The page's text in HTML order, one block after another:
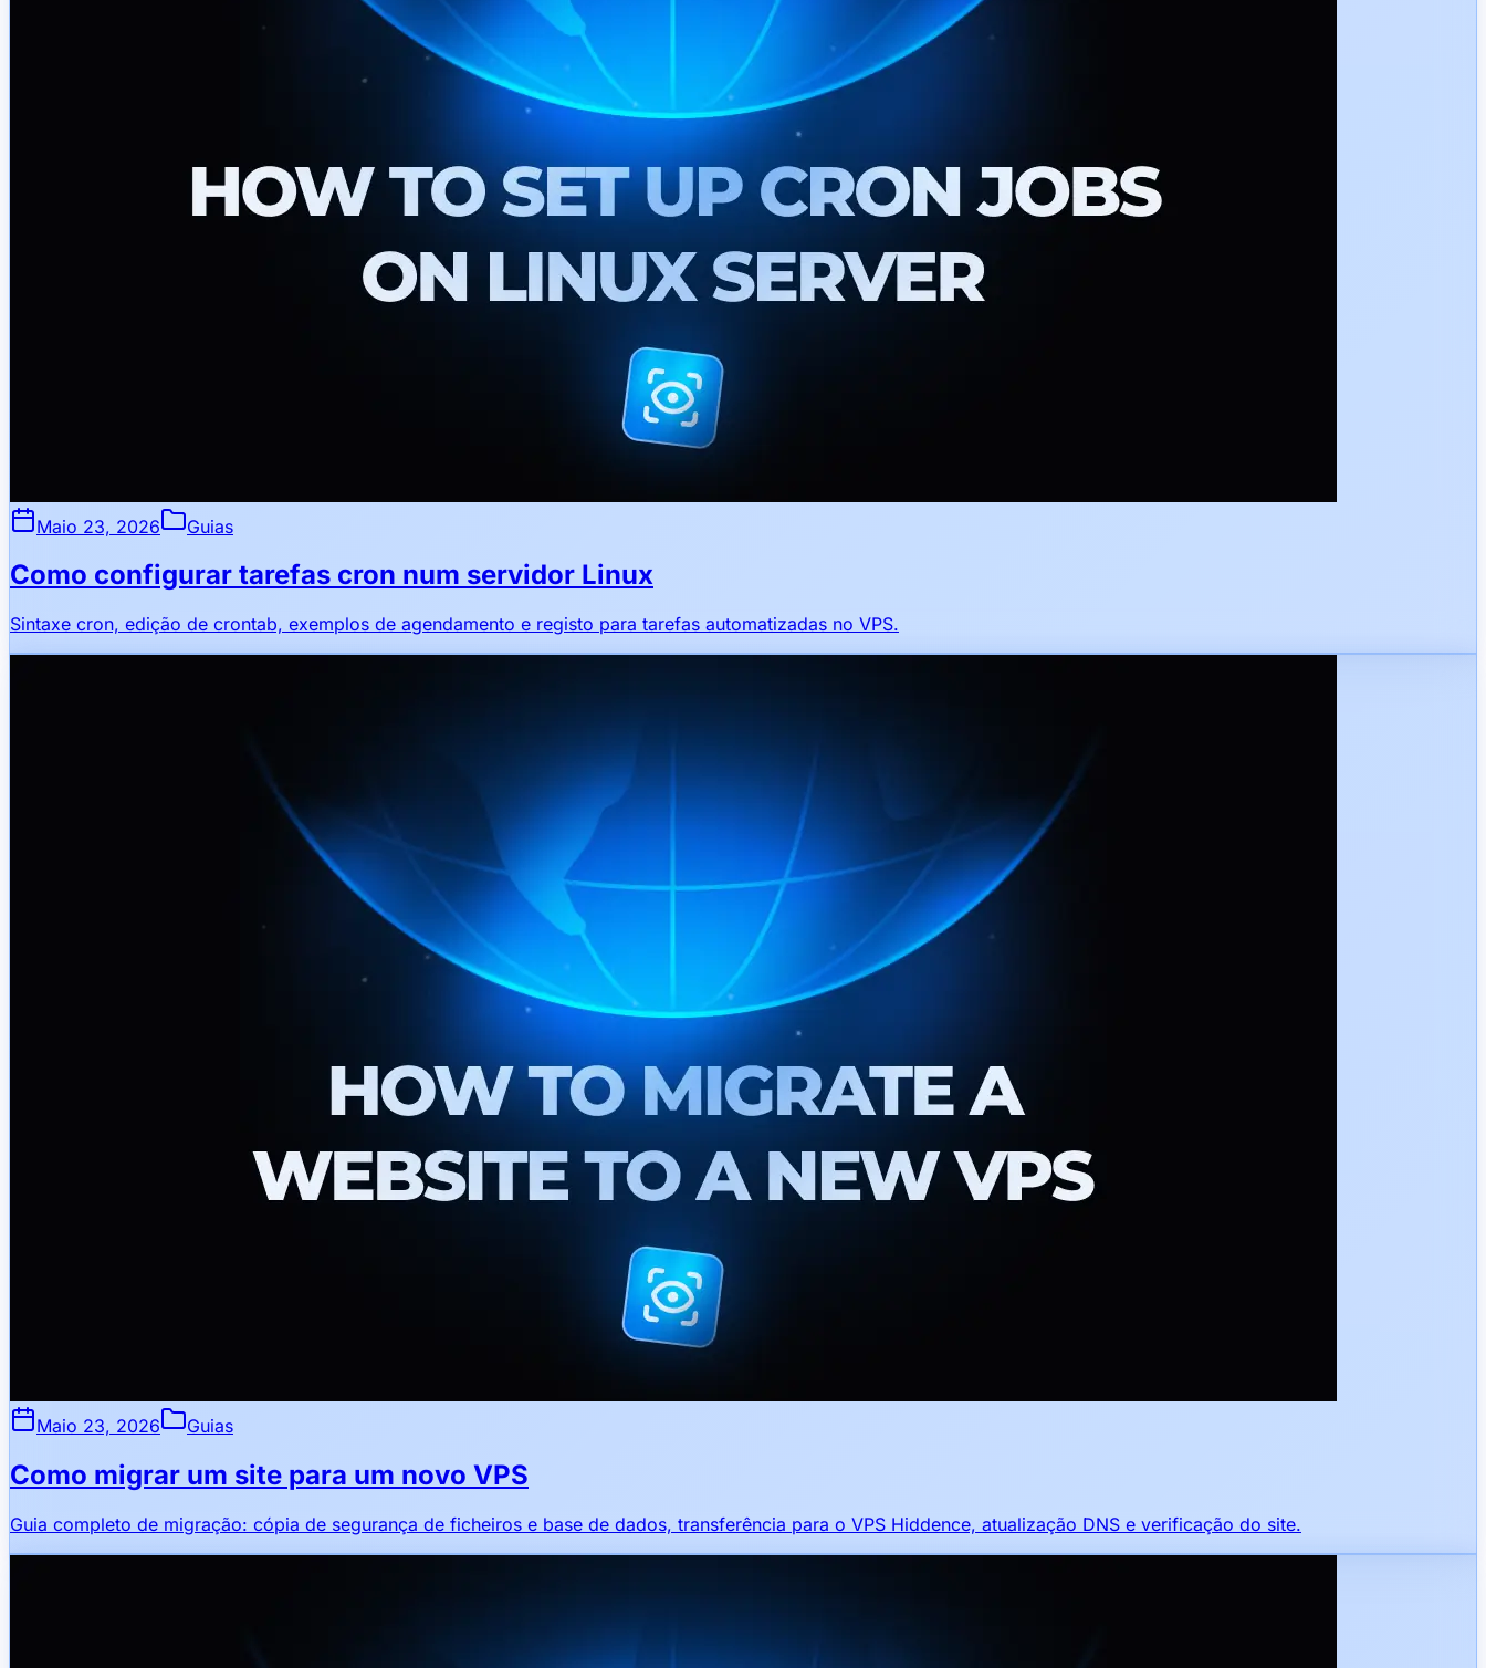
Maio 23, 2026 Guias
Como configurar tarefas cron num servidor Linux
Sintaxe cron, edição de crontab, exemplos de agendamento e registo para tarefas automatizadas no VPS.
Maio 23, 2026 Guias
Como migrar um site para um novo VPS
Guia completo de migração: cópia de segurança de ficheiros e base de dados, transferência para o VPS Hiddence, atualização DNS e verificação do site.